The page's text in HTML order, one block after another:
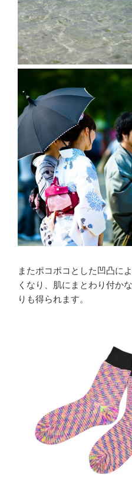
またポコポコとした凹凸に
くなり、肌にまとわり付か
りも得られます。